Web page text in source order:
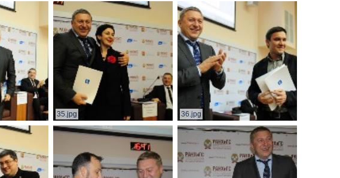
35.jpg 36.jpg